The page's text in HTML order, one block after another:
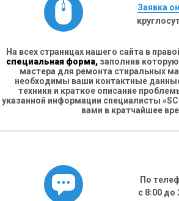
Заявка
На всех страницах нашего сайта в
специальная форма, заполнив
мастера для ремонта стиральных
необходимы ваши контактные
техники и краткое описание
указанной информации специалисты
вами в кратчайшее
По
с 8:00 до